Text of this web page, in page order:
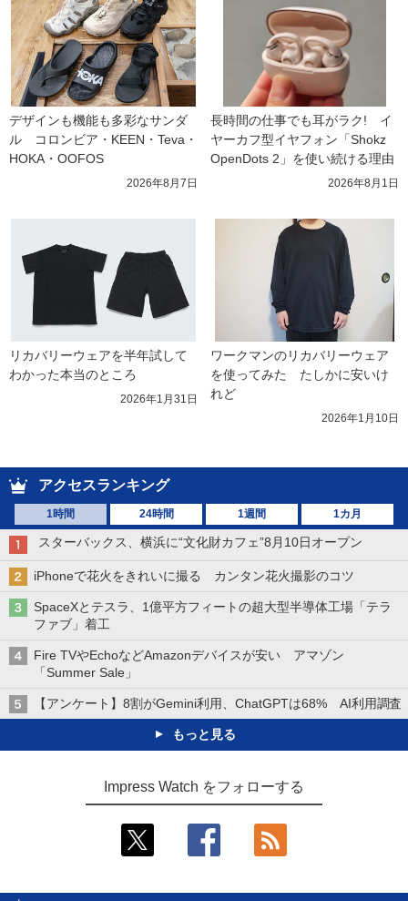
デザインも機能も多彩なサンダ
ル　コロンビア・KEEN・Teva・
HOKA・OOFOS
2026年8月7日
長時間の仕事でも耳がラク!　イ
ヤーカフ型イヤフォン「Shokz
OpenDots 2」を使い続ける理由
2026年8月1日
リカバリーウェアを半年試して
わかった本当のところ
2026年1月31日
ワークマンのリカバリーウェア
を使ってみた　たしかに安いけ
れど
2026年1月10日
アクセスランキング
1時間 24時間 1週間 1カ月
スターバックス、横浜に“文化財カフェ”8月10日オープン
iPhoneで花火をきれいに撮る カンタン花火撮影のコツ
SpaceXとテスラ、1億平方フィートの超大型半導体工場「テラ
ファブ」着工
Fire TVやEchoなどAmazonデバイスが安い アマゾン
「Summer Sale」
【アンケート】8割がGemini利用、ChatGPTは68% AI利用調査
もっと見る
Impress Watch をフォローする